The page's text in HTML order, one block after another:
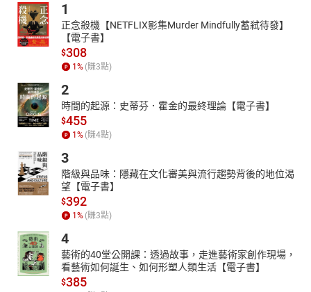
♥之前很喜歡這個作者的作品，所以一出新書就買來看了，是一個充
滿夏日氣息的可愛故事，適合用來感受季節氛圍的書。
♥雖然大家現在常說「什麼都要有貓才可愛」，這本書真正讓人享受
到賞33隻風格不同的小貓。
的西瓜，一邊閱讀，真的很適合呢 :)
【書籍介紹】
◎有注音，５歲以下親子共讀，５歲以上自行閱讀。
◎六大能力分類：表達溝通、自主管理。
1
正念殺機【NETFLIX影集Murder Mindfully蓄弒待發】
【電子書】
$308
1 % (賺3點)
2
時間的起源：史蒂芬．霍金的最終理論【電子書】
$455
1 % (賺4點)
3
階級與品味：隱藏在文化審美與流行趨勢背後的地位渴
望【電子書】
$392
1 % (賺3點)
4
藝術的40堂公開課：透過故事，走進藝術家創作現場，
看藝術如何誕生、如何形塑人類生活【電子書】
$385